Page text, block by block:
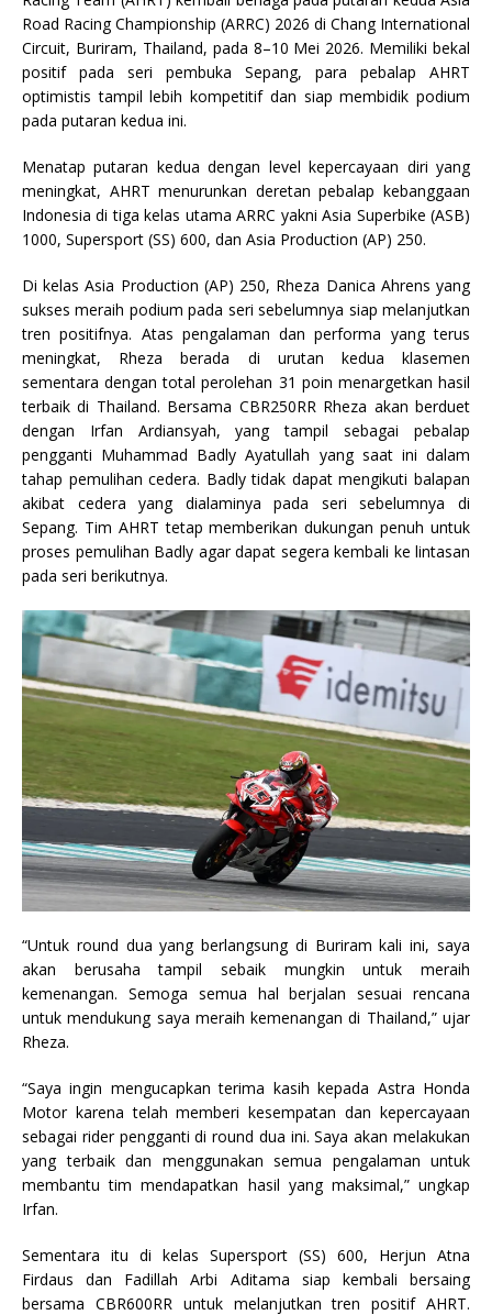
Road Racing Championship (ARRC) 2026 di Chang International
Circuit, Buriram, Thailand, pada 8–10 Mei 2026. Memiliki bekal
positif pada seri pembuka Sepang, para pebalap AHRT
optimistis tampil lebih kompetitif dan siap membidik podium
pada putaran kedua ini.
Menatap putaran kedua dengan level kepercayaan diri yang
meningkat, AHRT menurunkan deretan pebalap kebanggaan
Indonesia di tiga kelas utama ARRC yakni Asia Superbike (ASB)
1000, Supersport (SS) 600, dan Asia Production (AP) 250.
Di kelas Asia Production (AP) 250, Rheza Danica Ahrens yang
sukses meraih podium pada seri sebelumnya siap melanjutkan
tren positifnya. Atas pengalaman dan performa yang terus
meningkat, Rheza berada di urutan kedua klasemen
sementara dengan total perolehan 31 poin menargetkan hasil
terbaik di Thailand. Bersama CBR250RR Rheza akan berduet
dengan Irfan Ardiansyah, yang tampil sebagai pebalap
pengganti Muhammad Badly Ayatullah yang saat ini dalam
tahap pemulihan cedera. Badly tidak dapat mengikuti balapan
akibat cedera yang dialaminya pada seri sebelumnya di
Sepang. Tim AHRT tetap memberikan dukungan penuh untuk
proses pemulihan Badly agar dapat segera kembali ke lintasan
pada seri berikutnya.
“Untuk round dua yang berlangsung di Buriram kali ini, saya
akan berusaha tampil sebaik mungkin untuk meraih
kemenangan. Semoga semua hal berjalan sesuai rencana
untuk mendukung saya meraih kemenangan di Thailand,” ujar
Rheza.
“Saya ingin mengucapkan terima kasih kepada Astra Honda
Motor karena telah memberi kesempatan dan kepercayaan
sebagai rider pengganti di round dua ini. Saya akan melakukan
yang terbaik dan menggunakan semua pengalaman untuk
membantu tim mendapatkan hasil yang maksimal,” ungkap
Irfan.
Sementara itu di kelas Supersport (SS) 600, Herjun Atna
Firdaus dan Fadillah Arbi Aditama siap kembali bersaing
bersama CBR600RR untuk melanjutkan tren positif AHRT.